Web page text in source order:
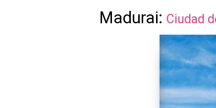
Madurai: Ciudad